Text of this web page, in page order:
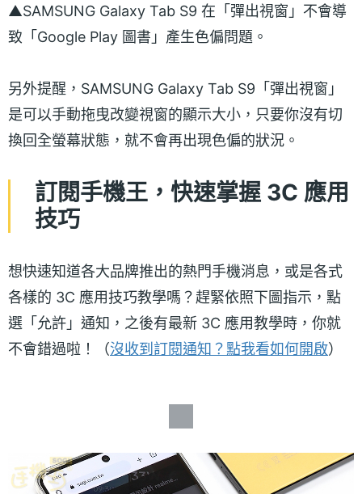
▲SAMSUNG Galaxy Tab S9 在「彈出視窗」不會導
致「Google Play 圖書」產生色偏問題。
另外提醒，SAMSUNG Galaxy Tab S9「彈出視窗」
是可以手動拖曳改變視窗的顯示大小，只要你沒有切
換回全螢幕狀態，就不會再出現色偏的狀況。
訂閱手機王，快速掌握 3C 應用
技巧
想快速知道各大品牌推出的熱門手機消息，或是各式
各樣的 3C 應用技巧教學嗎？趕緊依照下圖指示，點
選「允許」通知，之後有最新 3C 應用教學時，你就
不會錯過啦！（沒收到訂閱通知？點我看如何開啟）